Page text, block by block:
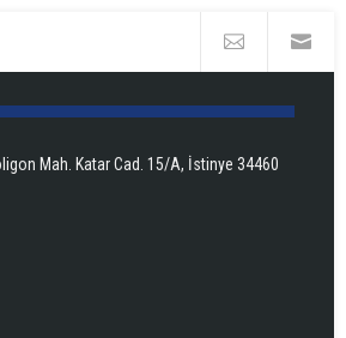
Mah. Katar Cad. 15/A, İstinye 34460